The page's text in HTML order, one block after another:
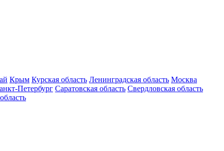
Крым Курская область Ленинградская область Москва
Петербург Саратовская область Свердловская область